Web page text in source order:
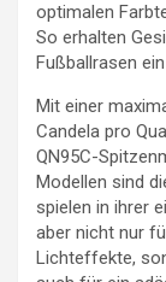
optimalen
So erhalten
Fußballrasen
Mit einer
Candela pro
QN95C-
Modellen sind
spielen in ihrer
aber nicht nur
Lichteffekte,